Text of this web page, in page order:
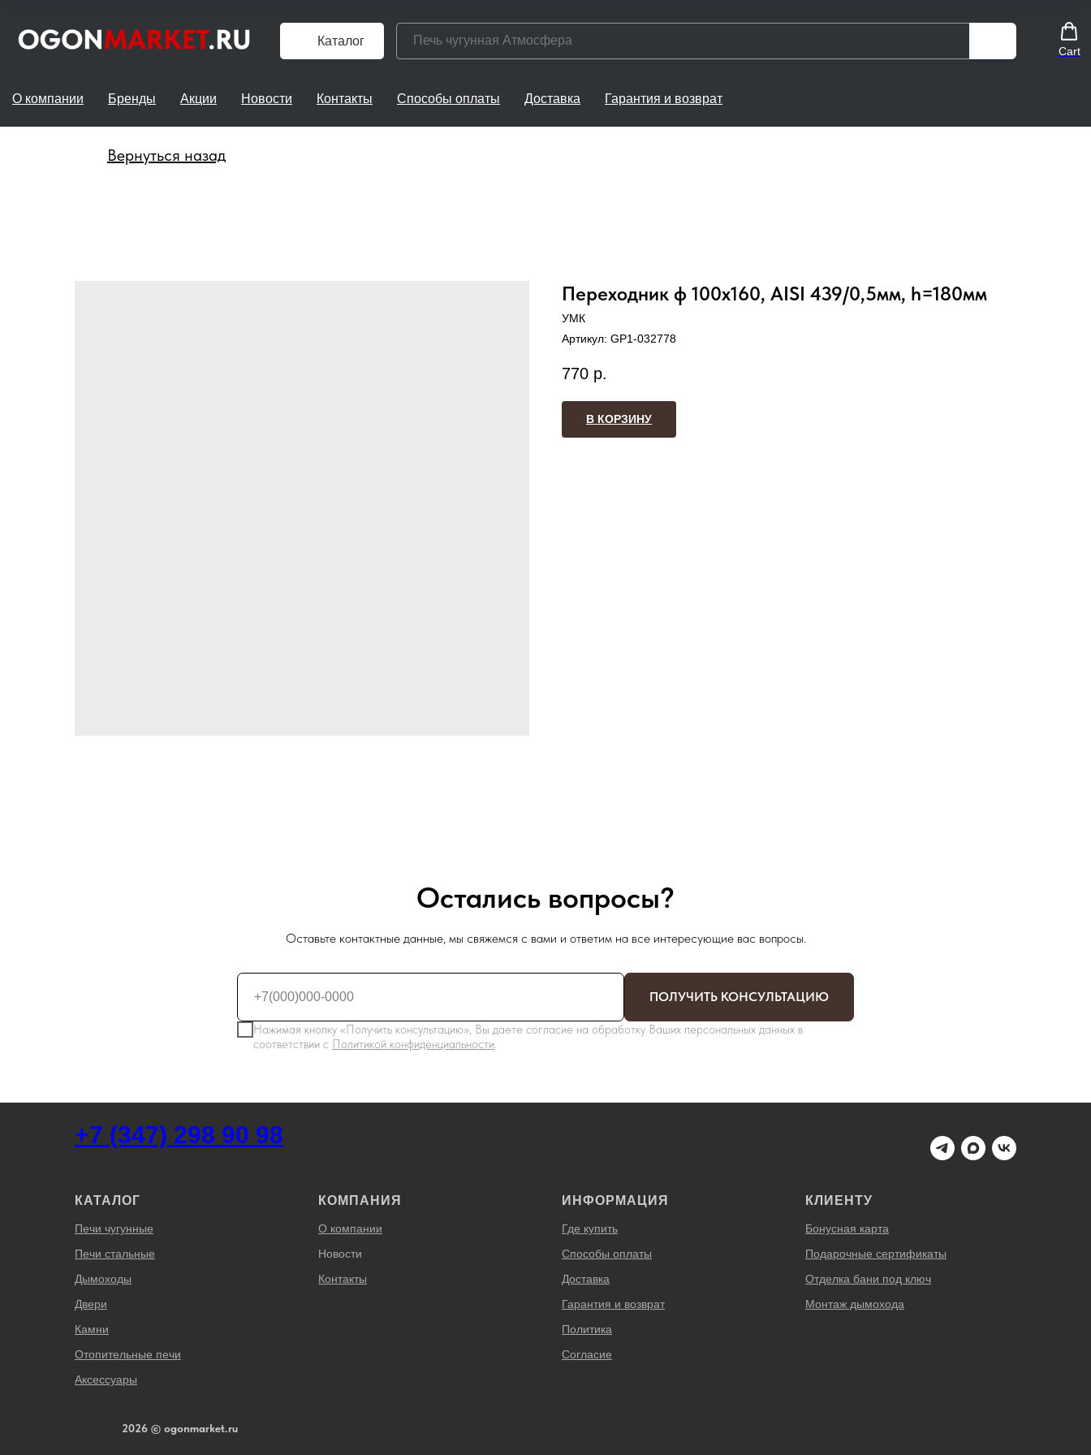
Каталог
Cart
О компании Бренды Акции Новости Контакты Способы оплаты Доставка Гарантия и возврат
Вернуться назад
Переходник ф 100х160, AISI 439/0,5мм, h=180мм
УМК
Артикул: GP1-032778
770 р.
В КОРЗИНУ
Остались вопросы?
Оставьте контактные данные, мы свяжемся с вами и ответим на все интересующие вас вопросы.
Нажимая кнопку «Получить консультацию», Вы даете согласие на обработку Ваших персональных данных в
соответствии с Политикой конфиденциальности.
ПОЛУЧИТЬ КОНСУЛЬТАЦИЮ
+7 (347) 298 90 98
КАТАЛОГ
Печи чугунные
Печи стальные
Дымоходы
Двери
Камни
Отопительные печи
Аксессуары
КОМПАНИЯ
О компании
Новости
Контакты
ИНФОРМАЦИЯ
Где купить
Способы оплаты
Доставка
Гарантия и возврат
Политика
Согласие
КЛИЕНТУ
Бонусная карта
Подарочные сертификаты
Отделка бани под ключ
Монтаж дымохода
2026 © ogonmarket.ru